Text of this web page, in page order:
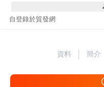
自登錄於貿發網
資料 簡介